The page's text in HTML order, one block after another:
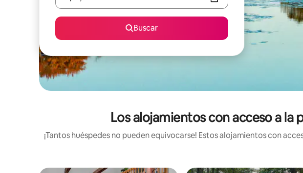
Buscar
Los alojamientos con acceso a la
¡Tantos huéspedes no pueden equivocarse! Estos alojamientos con